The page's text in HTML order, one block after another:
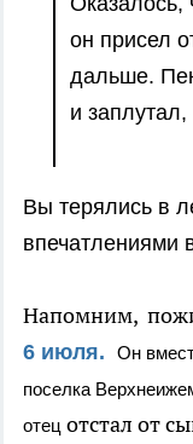
он присел
дальше.
и заплутал,
Вы терялись в
впечатлениями
Напомним,
6 июля. Он
поселка
отец отстал от